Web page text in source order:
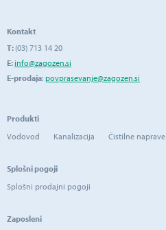
Kontakt
T: (03) 713 14 20
E:info@zagozen.si
E-prodaja: povprasevanje@zagozen.si
Produkti
Vodovod
Kanalizacija Čistilne naprave
Splošni pogoji
Splošni prodajni pogoji
Zaposleni